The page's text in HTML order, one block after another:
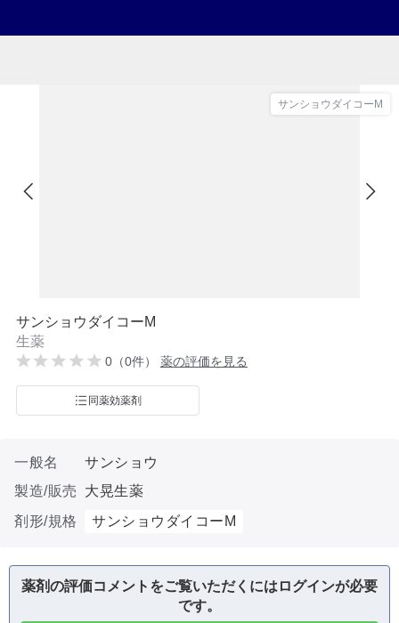
サンショウダイコーM
サンショウダイコーM
生薬
0（0件） 薬の評価を見る
同薬効薬剤
一般名
サンショウ
製造/販売
大晃生薬
剤形/規格
サンショウダイコーM
薬剤の評価コメントをご覧いただくにはログインが必要
です。